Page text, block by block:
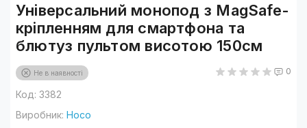
Універсальний монопод з MagSafe-
кріпленням для смартфона та
блютуз пультом висотою 150см
Не в наявності 0
Код: 3382
Виробник: Hoco